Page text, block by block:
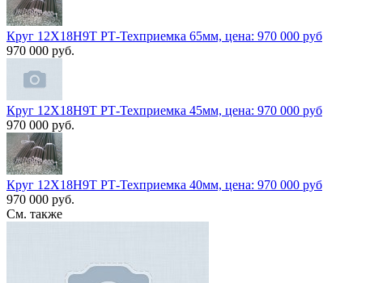
Круг 12Х18Н9Т РТ-Техприемка 65мм, цена: 970 000 руб
970 000 руб.
Круг 12Х18Н9Т РТ-Техприемка 45мм, цена: 970 000 руб
970 000 руб.
Круг 12Х18Н9Т РТ-Техприемка 40мм, цена: 970 000 руб
970 000 руб.
См. также